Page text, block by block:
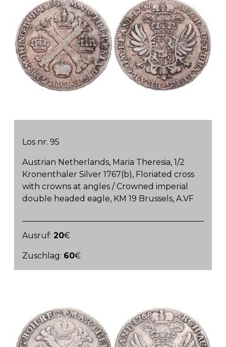
Los nr. 95
Austrian Netherlands, Maria Theresia, 1/2
Kronenthaler Silver 1767(b), Floriated cross
with crowns at angles / Crowned imperial
double headed eagle, KM 19 Brussels, A.VF
Ausruf:20€
Zuschlag: 60€